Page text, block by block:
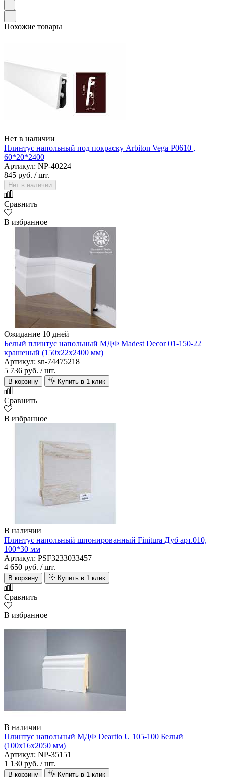
Похожие товары
Нет в наличии
Плинтус напольный под покраску Arbiton Vega P0610 ,
60*20*2400
Артикул: NP-40224
845 руб. / шт.
Нет в наличии
Сравнить
В избранное
Ожидание 10 дней
Белый плинтус напольный МДФ Madest Decor 01-150-22
крашеный (150х22х2400 мм)
Артикул: sn-74475218
5 736 руб. / шт.
В корзину Купить в 1 клик
Сравнить
В избранное
В наличии
Плинтус напольный шпонированный Finitura Дуб арт.010,
100*30 мм
Артикул: PSF3233033457
4 650 руб. / шт.
В корзину Купить в 1 клик
Сравнить
В избранное
В наличии
Плинтус напольный МДФ Deartio U 105-100 Белый
(100х16х2050 мм)
Артикул: NP-35151
1 130 руб. / шт.
В корзину Купить в 1 клик